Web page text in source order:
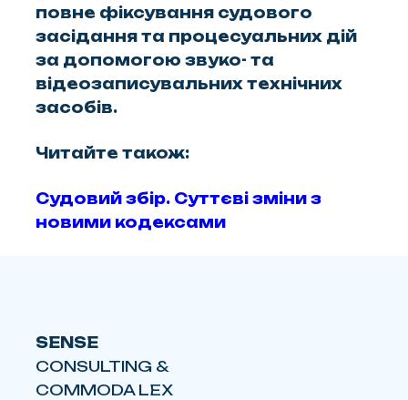
повне фіксування судового
засідання та процесуальних дій
за допомогою звуко- та
відеозаписувальних технічних
засобів.
Читайте також:
Судовий збір. Суттєві зміни з
новими кодексами
SENSE
CONSULTING &
COMMODA LEX